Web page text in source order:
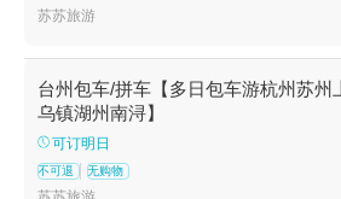
归云+华顶国家森林公园+江南大峡谷景
潭+牛头山国家森林公园+长屿硐天熊猫
市锦屏公园+临海市桃渚龙湾海滨景区+
渚+临海大火山+临海东湖+温岭石夫人+
海盗村+仙居外滩杨梅园+台州黄岩奥普
苏苏旅游
台州包车/拼车【多日包车游杭州苏州
乌镇湖州南浔】
可订明日
不可退 无购物